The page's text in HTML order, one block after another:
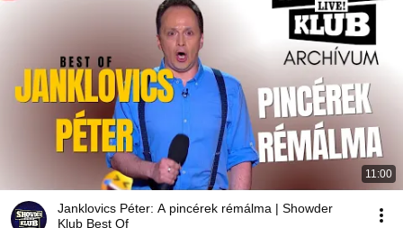
11:00
Janklovics Péter: A pincérek rémálma | Showder
Klub Best Of